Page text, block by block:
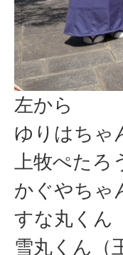
左から
ゆりはちゃ
上牧ぺたろ
かぐやちゃ
すな丸くん
雪丸くん（